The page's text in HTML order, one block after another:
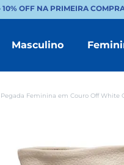
OFF NA PRIMEIRA COMPRA
Masculino
Feminina em Couro Off White